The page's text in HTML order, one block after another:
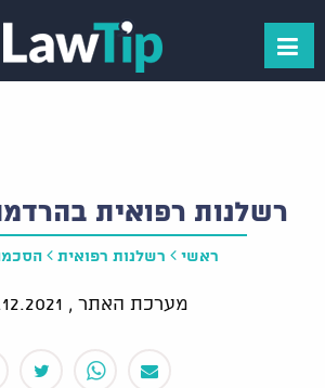
רשלנות רפואית
ראשי רשלנות רפואית
מערכת האתר ,